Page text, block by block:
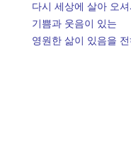
다시 세상에 살아 오셔
기쁨과 웃음이 있는
영원한 삶이 있음을 전